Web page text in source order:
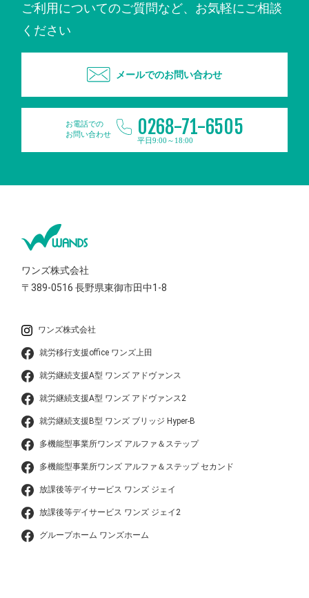
ご利用についてのご質問など、お気軽にご相談
ください
メールでのお問い合わせ
お電話での
お問い合わせ
0268-71-6505
平日9:00～18:00
ワンズ株式会社
〒389-0516長野県東御市田中1-8
ワンズ株式会社
就労移行支援office ワンズ上田
就労継続支援A型 ワンズ アドヴァンス
就労継続支援A型 ワンズ アドヴァンス2
就労継続支援B型 ワンズ ブリッジ Hyper-B
多機能型事業所ワンズ アルファ＆ステップ
多機能型事業所ワンズ アルファ＆ステップ セカンド
放課後等デイサービス ワンズ ジェイ
放課後等デイサービス ワンズ ジェイ2
グループホーム ワンズホーム